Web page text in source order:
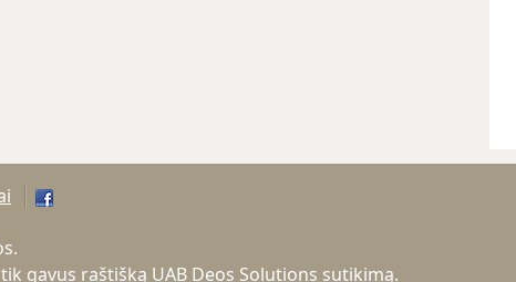
gavus raštišką UAB Deos Solutions sutikimą.